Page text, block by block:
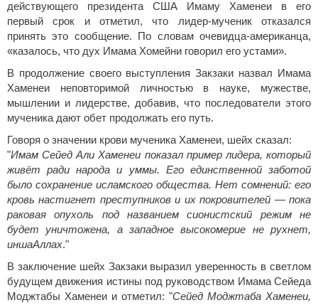
действующего президента США Имаму Хаменеи в его
первый срок и отметил, что лидер‑мученик отказался
принять это сообщение. По словам очевидца‑американца,
«казалось, что дух Имама Хомейни говорил его устами».
В продолжение своего выступления Закзаки назвал Имама
Хаменеи неповторимой личностью в науке, мужестве,
мышлении и лидерстве, добавив, что последователи этого
мученика дают обет продолжать его путь.
Говоря о значении крови мученика Хаменеи, шейх сказал:
"Имам Сейед Али Хаменеи показал пример лидера, который
живёт ради народа и уммы. Его единственной заботой
было сохранение исламского общества. Нет сомнений: его
кровь настигнет преступников и их покровителей — пока
раковая опухоль под названием сионистский режим не
будет уничтожена, а западное высокомерие не рухнет,
иншаАллах."
В заключение шейх Закзаки выразил уверенность в светлом
будущем движения истины под руководством Имама Сейеда
Моджтабы Хаменеи и отметил: "Сейед Моджтаба Хаменеи,